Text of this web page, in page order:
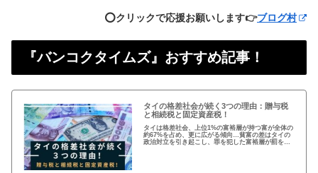
⭕️クリックで応援お願いします👉ブログ村
『バンコクタイムズ』おすすめ記事！
タイの格差社会が続く3つの理由：贈与税
と相続税と固定資産税！
タイは格差社会、上位1%の富裕層が持つ富が全体の
約67%を占め、更に広がる傾向…貧富の差はタイの
政治対立を引き起こし、罪を犯した富裕層が罰を免